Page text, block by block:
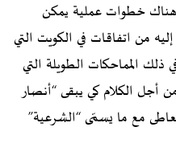
هناك خطوات عملية يمكن
من اتفاقات في الكويت التي
المماحكات الطويلة التي
الكلام كي يبقى “أنصار
مع ما يسمّى “الشرعية”